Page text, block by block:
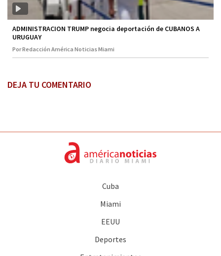
ADMINISTRACION TRUMP negocia deportación de CUBANOS A
URUGUAY
Por Redacción América Noticias Miami
DEJA TU COMENTARIO
Cuba
Miami
EEUU
Deportes